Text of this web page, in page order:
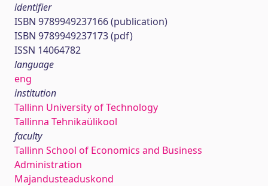
identifier
ISBN 9789949237166 (publication)
ISBN 9789949237173 (pdf)
ISSN 14064782
language
eng
institution
Tallinn University of Technology
Tallinna Tehnikaülikool
faculty
Tallinn School of Economics and Business
Administration
Majandusteaduskond